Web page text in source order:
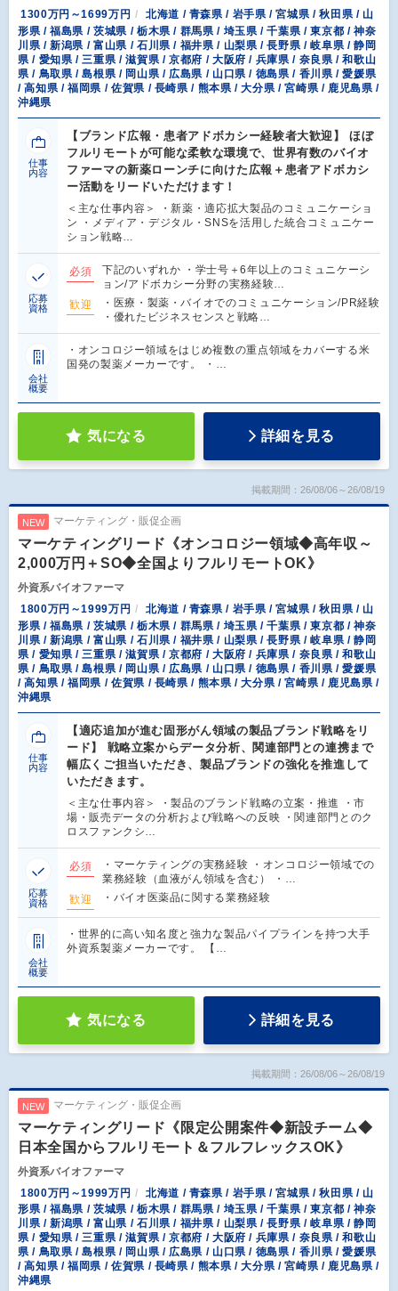
1300万円～1699万円
北海道 / 青森県 / 岩手県 / 宮城県 / 秋田県 / 山
形県 / 福島県 / 茨城県 / 栃木県 / 群馬県 / 埼玉県 / 千葉県 / 東京都 / 神奈
川県 / 新潟県 / 富山県 / 石川県 / 福井県 / 山梨県 / 長野県 / 岐阜県 / 静岡
県 / 愛知県 / 三重県 / 滋賀県 / 京都府 / 大阪府 / 兵庫県 / 奈良県 / 和歌山
県 / 鳥取県 / 島根県 / 岡山県 / 広島県 / 山口県 / 徳島県 / 香川県 / 愛媛県
/ 高知県 / 福岡県 / 佐賀県 / 長崎県 / 熊本県 / 大分県 / 宮崎県 / 鹿児島県 /
沖縄県
仕事
内容
【ブランド広報・患者アドボカシー経験者大歓迎】 ほぼ
フルリモートが可能な柔軟な環境で、世界有数のバイオ
ファーマの新薬ローンチに向けた広報＋患者アドボカシ
ー活動をリードいただけます！
＜主な仕事内容＞ ・新薬・適応拡大製品のコミュニケーショ
ン ・メディア・デジタル・SNSを活用した統合コミュニケー
ション戦略…
応募
資格
必須
下記のいずれか ・学士号＋6年以上のコミュニケーシ
ョン/アドボカシー分野の実務経験…
歓迎
・医療・製薬・バイオでのコミュニケーション/PR経験
・優れたビジネスセンスと戦略…
会社
概要
・オンコロジー領域をはじめ複数の重点領域をカバーする米
国発の製薬メーカーです。 ・…
気になる 詳細を見る
掲載期間：26/08/06～26/08/19
NEW マーケティング・販促企画
マーケティングリード《オンコロジー領域◆高年収～
2,000万円＋SO◆全国よりフルリモートOK》
外資系バイオファーマ
1800万円～1999万円
北海道 / 青森県 / 岩手県 / 宮城県 / 秋田県 / 山
形県 / 福島県 / 茨城県 / 栃木県 / 群馬県 / 埼玉県 / 千葉県 / 東京都 / 神奈
川県 / 新潟県 / 富山県 / 石川県 / 福井県 / 山梨県 / 長野県 / 岐阜県 / 静岡
県 / 愛知県 / 三重県 / 滋賀県 / 京都府 / 大阪府 / 兵庫県 / 奈良県 / 和歌山
県 / 鳥取県 / 島根県 / 岡山県 / 広島県 / 山口県 / 徳島県 / 香川県 / 愛媛県
/ 高知県 / 福岡県 / 佐賀県 / 長崎県 / 熊本県 / 大分県 / 宮崎県 / 鹿児島県 /
沖縄県
仕事
内容
【適応追加が進む固形がん領域の製品ブランド戦略をリ
ード】 戦略立案からデータ分析、関連部門との連携まで
幅広くご担当いただき、製品ブランドの強化を推進して
いただきます。
＜主な仕事内容＞ ・製品のブランド戦略の立案・推進 ・市
場・販売データの分析および戦略への反映 ・関連部門とのク
ロスファンクシ…
応募
資格
必須
・マーケティングの実務経験 ・オンコロジー領域での
業務経験（血液がん領域を含む） ・…
歓迎
・バイオ医薬品に関する業務経験
会社
概要
・世界的に高い知名度と強力な製品パイプラインを持つ大手
外資系製薬メーカーです。 【…
気になる 詳細を見る
掲載期間：26/08/06～26/08/19
NEW マーケティング・販促企画
マーケティングリード《限定公開案件◆新設チーム◆
日本全国からフルリモート＆フルフレックスOK》
外資系バイオファーマ
1800万円～1999万円
北海道 / 青森県 / 岩手県 / 宮城県 / 秋田県 / 山
形県 / 福島県 / 茨城県 / 栃木県 / 群馬県 / 埼玉県 / 千葉県 / 東京都 / 神奈
川県 / 新潟県 / 富山県 / 石川県 / 福井県 / 山梨県 / 長野県 / 岐阜県 / 静岡
県 / 愛知県 / 三重県 / 滋賀県 / 京都府 / 大阪府 / 兵庫県 / 奈良県 / 和歌山
県 / 鳥取県 / 島根県 / 岡山県 / 広島県 / 山口県 / 徳島県 / 香川県 / 愛媛県
/ 高知県 / 福岡県 / 佐賀県 / 長崎県 / 熊本県 / 大分県 / 宮崎県 / 鹿児島県 /
沖縄県